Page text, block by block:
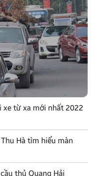
xe từ xa mới nhất 2022
Hà tìm hiểu màn
thủ Quang Hải